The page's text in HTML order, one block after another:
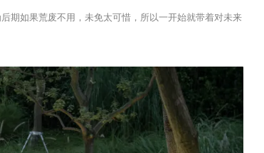
期如果荒废不用，未免太可惜，所以一开始就带着对未来